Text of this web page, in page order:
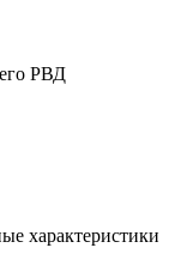
РВД
характеристики